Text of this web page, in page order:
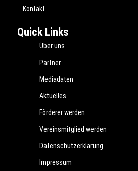
Kontakt
Quick Links
Über uns
Partner
Mediadaten
Aktuelles
Förderer werden
Vereinsmitglied werden
Datenschutzerklärung
Impressum